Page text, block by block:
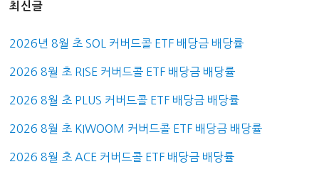
최신글
2026년 8월 초 SOL 커버드콜 ETF 배당금 배당률
2026 8월 초 RISE 커버드콜 ETF 배당금 배당률
2026 8월 초 PLUS 커버드콜 ETF 배당금 배당률
2026 8월 초 KIWOOM 커버드콜 ETF 배당금 배당률
2026 8월 초 ACE 커버드콜 ETF 배당금 배당률